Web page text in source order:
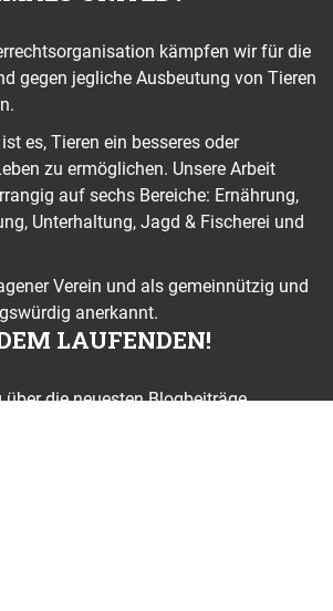
kämpfen wir für die
gegen jegliche Ausbeutung von Tieren
es, Tieren ein besseres oder
zu ermöglichen. Unsere Arbeit
auf sechs Bereiche: Ernährung,
Unterhaltung, Jagd & Fischerei und
Verein und als gemeinnützig und
anerkannt.
LAUFENDEN!
die neuesten Blogbeiträge,